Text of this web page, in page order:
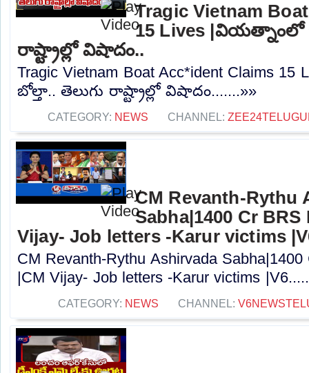
Tragic Vietnam
15 Lives |వియత్నాంలో
రాష్ట్రాల్లో విషాదం..
Tragic Vietnam Boat Acc*ident Claims
బోల్తా.. తెలుగు రాష్ట్రాల్లో విషాదం.......»»
CATEGORY: NEWS CHANNEL:
CM Revanth-Rythu
Sabha|1400 Cr
Vijay- Job letters -Karur victims
CM Revanth-Rythu Ashirvada
|CM Vijay- Job letters -Karur victims
CATEGORY: NEWS CHANNEL: